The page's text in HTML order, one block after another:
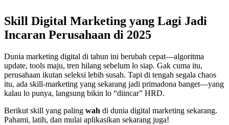
Skill Digital Marketing yang Lagi Jadi
Incaran Perusahaan di 2025
Dunia marketing digital di tahun ini berubah cepat—algoritma
update, tools maju, tren hilang sebelum lo siap. Gak cuma itu,
perusahaan ikutan seleksi lebih susah. Tapi di tengah segala chaos
itu, ada skill-marketing yang sekarang jadi primadona banget—yang
kalau lo punya, langsung bikin lo “diincar” HRD.
Berikut skill yang paling wah di dunia digital marketing sekarang.
Pahami, latih, dan mulai aplikasikan sekarang juga!